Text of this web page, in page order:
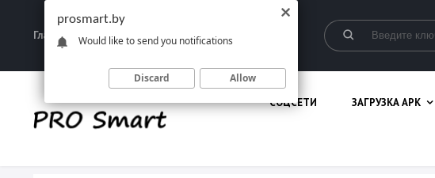
Главная Запрещенные материалы
СОЦСЕТИ ЗАГРУЗКА APK
prosmart.by
Would like to send you notifications
Discard Allow